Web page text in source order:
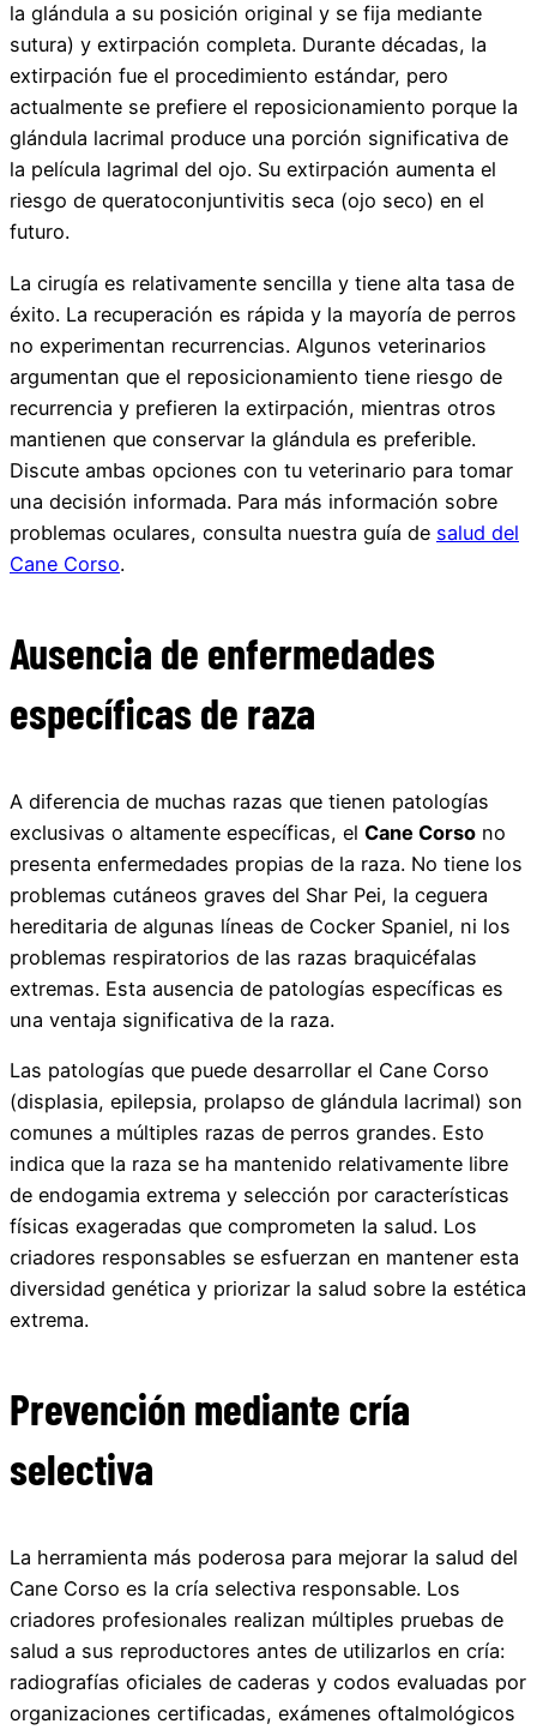
la glándula a su posición original y se fija mediante
sutura) y extirpación completa. Durante décadas, la
extirpación fue el procedimiento estándar, pero
actualmente se prefiere el reposicionamiento porque la
glándula lacrimal produce una porción significativa de
la película lagrimal del ojo. Su extirpación aumenta el
riesgo de queratoconjuntivitis seca (ojo seco) en el
futuro.
La cirugía es relativamente sencilla y tiene alta tasa de
éxito. La recuperación es rápida y la mayoría de perros
no experimentan recurrencias. Algunos veterinarios
argumentan que el reposicionamiento tiene riesgo de
recurrencia y prefieren la extirpación, mientras otros
mantienen que conservar la glándula es preferible.
Discute ambas opciones con tu veterinario para tomar
una decisión informada. Para más información sobre
problemas oculares, consulta nuestra guía de salud del
Cane Corso.
Ausencia de enfermedades
específicas de raza
A diferencia de muchas razas que tienen patologías
exclusivas o altamente específicas, el Cane Corso no
presenta enfermedades propias de la raza. No tiene los
problemas cutáneos graves del Shar Pei, la ceguera
hereditaria de algunas líneas de Cocker Spaniel, ni los
problemas respiratorios de las razas braquicéfalas
extremas. Esta ausencia de patologías específicas es
una ventaja significativa de la raza.
Las patologías que puede desarrollar el Cane Corso
(displasia, epilepsia, prolapso de glándula lacrimal) son
comunes a múltiples razas de perros grandes. Esto
indica que la raza se ha mantenido relativamente libre
de endogamia extrema y selección por características
físicas exageradas que comprometen la salud. Los
criadores responsables se esfuerzan en mantener esta
diversidad genética y priorizar la salud sobre la estética
extrema.
Prevención mediante cría
selectiva
La herramienta más poderosa para mejorar la salud del
Cane Corso es la cría selectiva responsable. Los
criadores profesionales realizan múltiples pruebas de
salud a sus reproductores antes de utilizarlos en cría:
radiografías oficiales de caderas y codos evaluadas por
organizaciones certificadas, exámenes oftalmológicos